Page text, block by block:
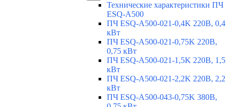
Технические характеристики ПЧ
ESQ-A500
ПЧ ESQ-A500-021-0,4K 220В, 0,4
кВт
ПЧ ESQ-A500-021-0,75K 220В,
0,75 кВт
ПЧ ESQ-A500-021-1,5K 220В, 1,5
кВт
ПЧ ESQ-A500-021-2,2K 220В, 2,2
кВт
ПЧ ESQ-A500-043-0,75K 380В,